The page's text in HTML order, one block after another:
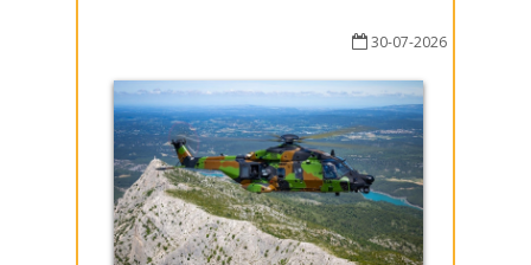
30-07-2026